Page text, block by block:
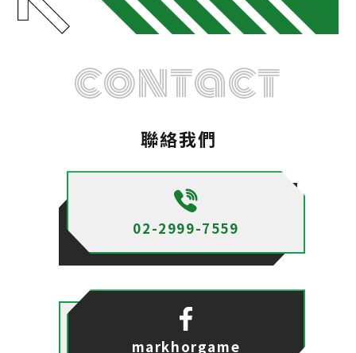
contact
聯絡我們
02-2999-7559
markhorgame